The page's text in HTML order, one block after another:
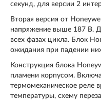
секунд, для версии 2
Вторая версия от
напряжение выше 187 В.
всех фазах цикла. Блок
ожидания при падении
Конструкция блока
пламени корпусом.
термомеханическое реле
температуры, схему